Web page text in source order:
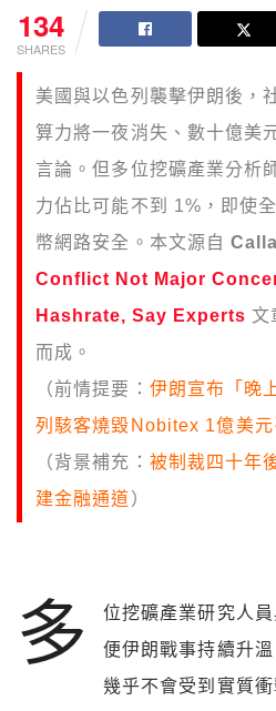
134
SHARES
美國與以色列襲擊伊朗後，
算力將一夜消失、數十億美
言論。但多位挖礦產業分析
力佔比可能不到 1%，即使
幣網路安全。本文源自
Conflict Not Major
Hashrate, Say Experts 文
而成。
（前情提要： 伊朗宣布「晚
列駭客燒毀Nobitex 1億美元
（背景補充： 被制裁四十年
建金融通道 ）
多
位挖礦產業研究人
便伊朗戰事持續升
幾乎不會受到實質